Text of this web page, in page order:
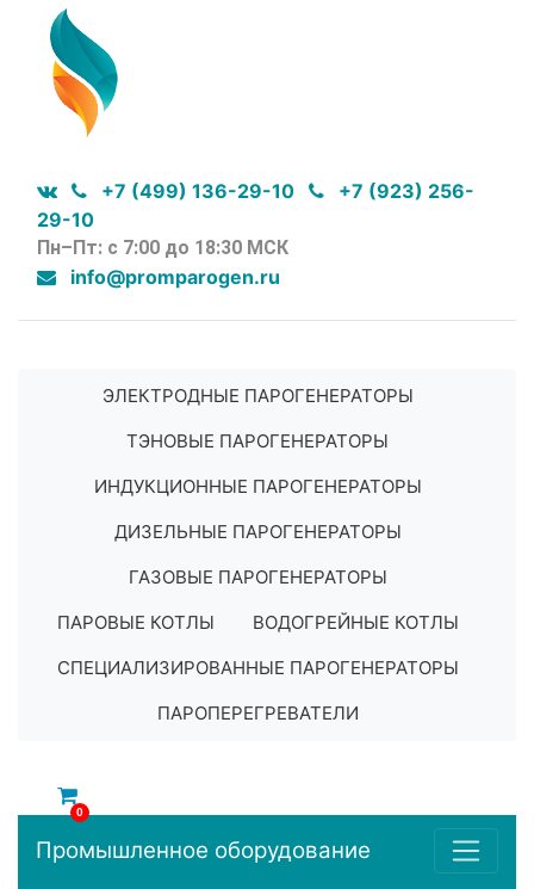
+7 (499) 136-29-10
+7 (923) 256-
29-10
Пн–Пт: с 7:00 до 18:30 МСК
info@promparogen.ru
ЭЛЕКТРОДНЫЕ ПАРОГЕНЕРАТОРЫ
ТЭНОВЫЕ ПАРОГЕНЕРАТОРЫ
ИНДУКЦИОННЫЕ ПАРОГЕНЕРАТОРЫ
ДИЗЕЛЬНЫЕ ПАРОГЕНЕРАТОРЫ
ГАЗОВЫЕ ПАРОГЕНЕРАТОРЫ
ПАРОВЫЕ КОТЛЫ
ВОДОГРЕЙНЫЕ КОТЛЫ
СПЕЦИАЛИЗИРОВАННЫЕ ПАРОГЕНЕРАТОРЫ
ПАРОПЕРЕГРЕВАТЕЛИ
0
Промышленное оборудование